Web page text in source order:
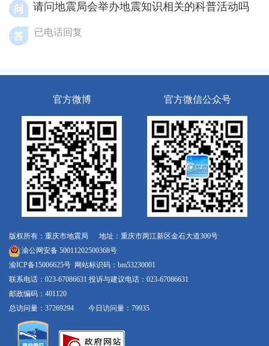
请问地震局会举办地震知识相关的科普活动吗
已电话回复
官方微博 官方微信公众号
版权所有：重庆市地震局 地址：重庆市两江新区金石大道300号
渝公网安备 50011202500368号
渝ICP备15006625号 网站标识码：bm53230001
联系电话：023-67086631 投诉与建议电话：023-67086631
邮政编码：401120
总访问量：37269294 今日访问量：79935